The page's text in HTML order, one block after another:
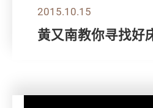
2015.10.15
黄又南教你寻找好